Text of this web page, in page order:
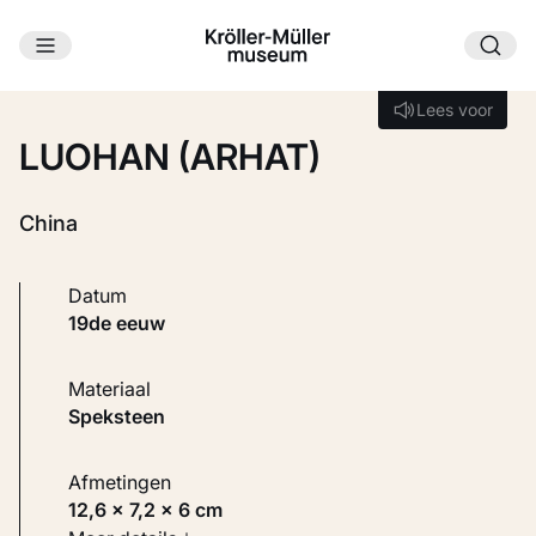
Ga naar hoofdinhoud
Lees voor
Lees voor
LUOHAN (ARHAT)
China
Datum
19de eeuw
Materiaal
Speksteen
Afmetingen
12,6 × 7,2 × 6 cm